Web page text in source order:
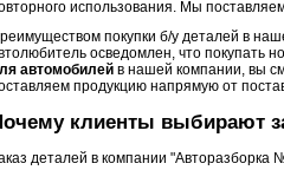
использования. Мы
покупки б/у деталей в
осведомлен, что покупать
автомобилей в нашей компании, вы
продукцию напрямую от
клиенты выбирают
деталей в компании